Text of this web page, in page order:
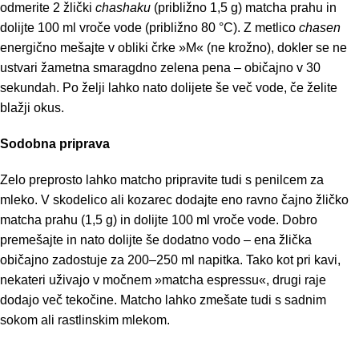
odmerite 2 žlički chashaku (približno 1,5 g) matcha prahu in
dolijte 100 ml vroče vode (približno 80 °C). Z metlico chasen
energično mešajte v obliki črke »M« (ne krožno), dokler se ne
ustvari žametna smaragdno zelena pena – običajno v 30
sekundah. Po želji lahko nato dolijete še več vode, če želite
blažji okus.
Sodobna priprava
Zelo preprosto lahko matcho pripravite tudi s penilcem za
mleko. V skodelico ali kozarec dodajte eno ravno čajno žličko
matcha prahu (1,5 g) in dolijte 100 ml vroče vode. Dobro
premešajte in nato dolijte še dodatno vodo – ena žlička
običajno zadostuje za 200–250 ml napitka. Tako kot pri kavi,
nekateri uživajo v močnem »matcha espressu«, drugi raje
dodajo več tekočine. Matcho lahko zmešate tudi s sadnim
sokom ali rastlinskim mlekom.